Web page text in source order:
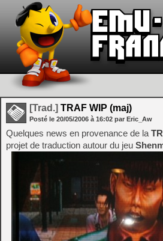
[Trad.] TRAF WIP (maj)
Posté le 20/05/2006 à 16:02 par Eric_Aw
Quelques news en provenance de la
projet de traduction autour du jeu